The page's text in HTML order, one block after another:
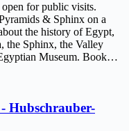
for public visits.
& Sphinx on a
the history of Egypt,
the Sphinx, the Valley
Museum. Book…
Hubschrauber-